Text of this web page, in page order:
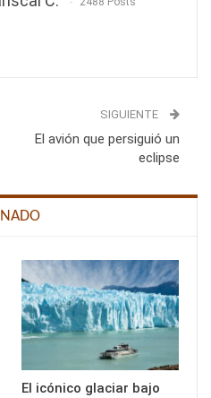
SIGUIENTE
El avión que persiguió un
eclipse
El icónico glaciar bajo